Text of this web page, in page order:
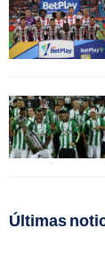
Últimas